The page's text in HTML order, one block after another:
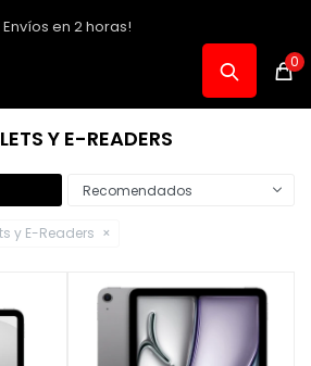
Envíos en 2 horas!
0
Y E-READERS
Recomendados
y E-Readers